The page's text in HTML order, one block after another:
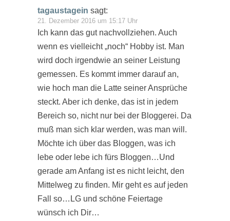
tagaustagein sagt:
21. Dezember 2016 um 15:17 Uhr
Ich kann das gut nachvollziehen. Auch
wenn es vielleicht „noch“ Hobby ist. Man
wird doch irgendwie an seiner Leistung
gemessen. Es kommt immer darauf an,
wie hoch man die Latte seiner Ansprüche
steckt. Aber ich denke, das ist in jedem
Bereich so, nicht nur bei der Bloggerei. Da
muß man sich klar werden, was man will.
Möchte ich über das Bloggen, was ich
lebe oder lebe ich fürs Bloggen…Und
gerade am Anfang ist es nicht leicht, den
Mittelweg zu finden. Mir geht es auf jeden
Fall so…LG und schöne Feiertage
wünsch ich Dir…